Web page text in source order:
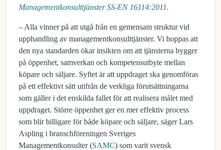
Managementkonsulttjänster SS-EN 16114:2011.
– Alla vinner på att utgå från en gemensam struktur vid
upphandling av managementkonsulttjänster. Vi hoppas att
den nya standarden ökar insikten om att tjänsterna bygger
på öppenhet, samverkan och kompetensutbyte mellan
köpare och säljare. Syftet är att uppdraget ska genomföras
på ett effektivt sätt utifrån de verkliga förutsättningarna
som gäller i det enskilda fallet för att realisera målet med
uppdraget. Större öppenhet ger en mer effektiv process
som blir billigare för både köpare och säljare, säger Lars
Aspling i branschföreningen Sveriges
Managementkonsulter (SAMC) som varit svensk